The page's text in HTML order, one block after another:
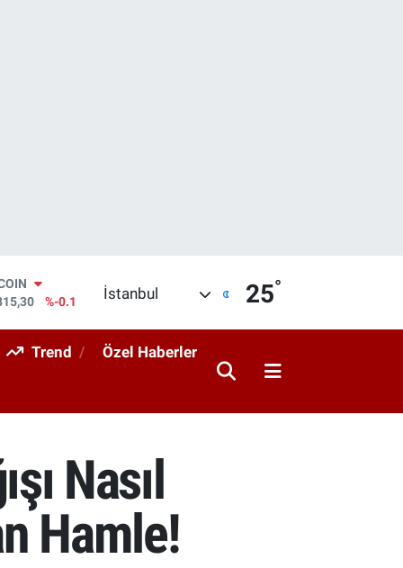
%0.18
%-0.1
İstanbul 25°
Trend Özel Haberler
Nasıl
Hamle!